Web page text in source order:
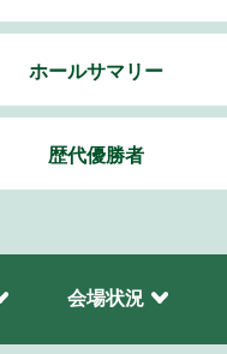
ホールサマリー
歴代優勝者
会場状況